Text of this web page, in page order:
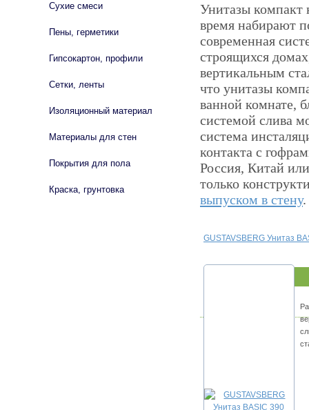
Унитазы компакт
время набирают
современная
строящихся
вертикальным
что унитазы
ванной комнате,
системой слива
система
контакта с
Россия, Китай
только
выпуском в стену.
GUSTAVSBERG Унитаз
Сухие смеси
Пены, герметики
Гипсокартон, профили
Сетки, ленты
Изоляционный материал
Материалы для стен
Покрытия для пола
Краска, грунтовка